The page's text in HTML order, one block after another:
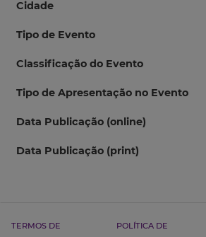
Cidade
Tipo de Evento
Classificação do Evento
Tipo de Apresentação no Evento
Data Publicação (online)
Data Publicação (print)
TERMOS DE
POLÍTICA DE